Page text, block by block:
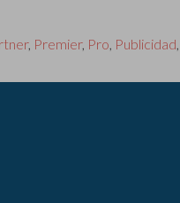
, Premier, Pro, Publicidad,